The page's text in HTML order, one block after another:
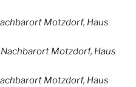
Motzdorf, Haus
Motzdorf, Haus
Motzdorf, Haus